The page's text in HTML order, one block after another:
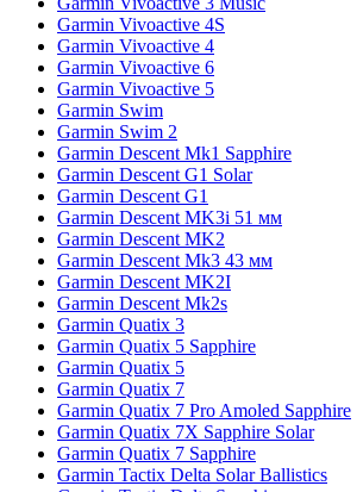
Garmin Vivoactive 4S
Garmin Vivoactive 4
Garmin Vivoactive 6
Garmin Vivoactive 5
Garmin Swim
Garmin Swim 2
Garmin Descent Mk1 Sapphire
Garmin Descent G1 Solar
Garmin Descent G1
Garmin Descent MK3i 51 мм
Garmin Descent MK2
Garmin Descent Mk3 43 мм
Garmin Descent MK2I
Garmin Descent Mk2s
Garmin Quatix 3
Garmin Quatix 5 Sapphire
Garmin Quatix 5
Garmin Quatix 7
Garmin Quatix 7 Pro Amoled Sapphire
Garmin Quatix 7X Sapphire Solar
Garmin Quatix 7 Sapphire
Garmin Tactix Delta Solar Ballistics